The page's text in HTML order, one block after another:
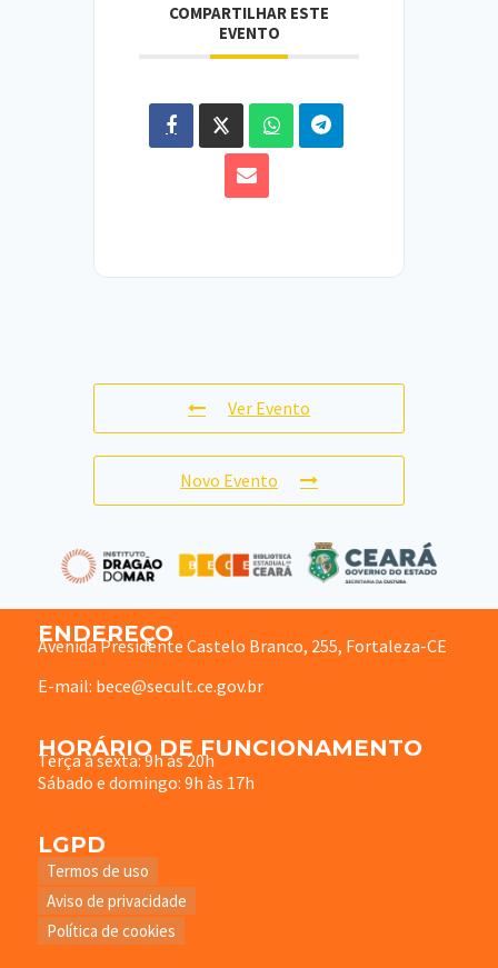
COMPARTILHAR ESTE
EVENTO
Ver Evento
Novo Evento
ENDEREÇO
Avenida Presidente Castelo Branco, 255, Fortaleza-CE
E-mail: bece@secult.ce.gov.br
HORÁRIO DE FUNCIONAMENTO
Terça à sexta: 9h às 20h
Sábado e domingo: 9h às 17h
LGPD
Termos de uso
Aviso de privacidade
Política de cookies